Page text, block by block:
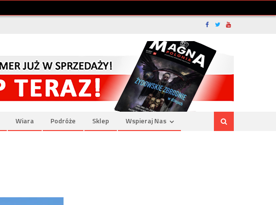
Wiara Podróże Sklep Wspieraj Nas